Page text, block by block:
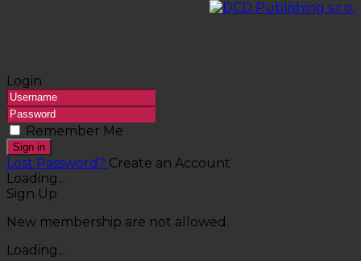
Login
Remember Me
Sign in
Lost Password? Create an Account
Loading...
Sign Up
New membership are not allowed.
Loading...